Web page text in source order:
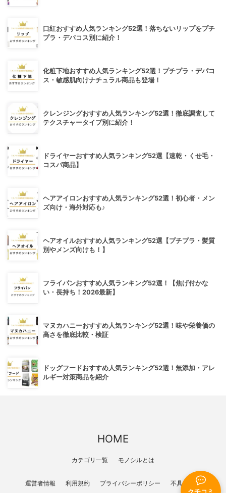
口紅おすすめ人気ランキング52選！落ちないリップをプチ
プラ・デパコス別に紹介！
化粧下地おすすめ人気ランキング52選！プチプラ・デパコ
ス・敏感肌向けナチュラル商品も登場！
クレンジングおすすめ人気ランキング52選！徹底調査して
テクスチャータイプ別に紹介！
ドライヤーおすすめ人気ランキング52選【速乾・くせ毛・
コスパ商品】
ヘアアイロンおすすめ人気ランキング52選！初心者・メン
ズ向け・海外対応も♪
ヘアオイルおすすめ人気ランキング52選【プチプラ・髪質
別やメンズ向けも！】
フライパンおすすめ人気ランキング52選！【焦げ付かな
い・長持ち！2026最新】
マヌカハニーおすすめ人気ランキング52選！味や栄養価の
高さを徹底比較・検証
ドッグフードおすすめ人気ランキング52選！無添加・アレ
ルギー対策商品を紹介
HOME
カテゴリ一覧 モノシルとは
運営者情報 利用規約 プライバシーポリシー 不具合報告